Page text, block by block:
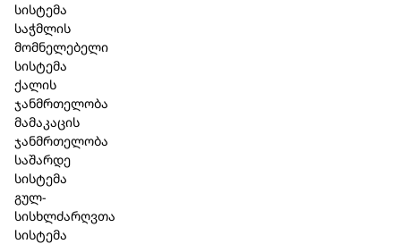
სისტემა
საჭმლის
მომნელებელი
სისტემა
ქალის
ჯანმრთელობა
მამაკაცის
ჯანმრთელობა
საშარდე
სისტემა
გულ-
სისხლძარღვთა
სისტემა